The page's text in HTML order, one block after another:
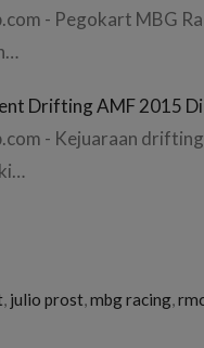
- Pegokart MBG
Drifting AMF 2015
- Kejuaraan
, julio prost,mbg racing,